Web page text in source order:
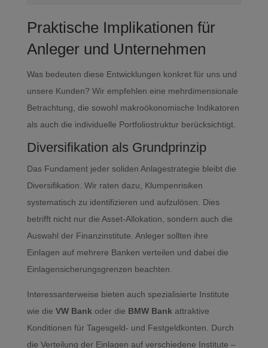
Praktische Implikationen für
Anleger und Unternehmen
Was bedeuten diese Entwicklungen konkret für uns und
unsere Kunden? Wir empfehlen eine mehrdimensionale
Betrachtung, die sowohl makroökonomische Indikatoren
als auch die individuelle Portfoliostruktur berücksichtigt.
Diversifikation als Grundprinzip
Das Fundament jeder soliden Anlagestrategie bleibt die
Diversifikation. Wir raten dazu, Klumpenrisiken
systematisch zu identifizieren und aufzulösen. Dies
betrifft nicht nur die Asset-Allokation, sondern auch die
Auswahl der Finanzinstitute. Anleger sollten ihre
Einlagen auf mehrere Banken verteilen und dabei die
Einlagensicherungsgrenzen beachten.
Interessanterweise bieten auch spezialisierte Institute
wie die VW Bank oder die BMW Bank attraktive
Konditionen für Tagesgeld- und Festgeldkonten. Durch
die Verteilung der Einlagen auf verschiedene Institute –